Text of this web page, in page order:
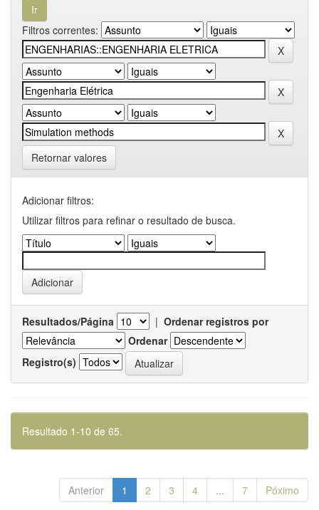
Filtros correntes:
Retornar valores
Adicionar filtros:
Utilizar filtros para refinar o resultado de busca.
Resultados/Página | Ordenar registros por
Ordenar
Registro(s)
Resultado 1-10 de 65.
Anterior 1 2 3 4 ... 7 Póximo